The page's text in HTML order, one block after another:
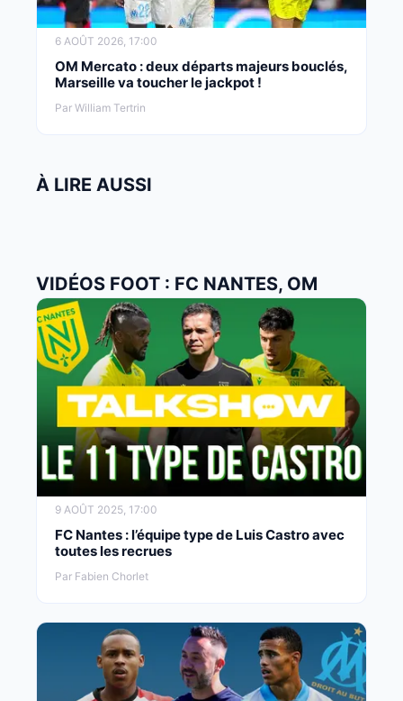
6 AOÛT 2026, 17:00
OM Mercato : deux départs majeurs bouclés,
Marseille va toucher le jackpot !
Par William Tertrin
À LIRE AUSSI
VIDÉOS FOOT : FC NANTES, OM
9 AOÛT 2025, 17:00
FC Nantes : l’équipe type de Luis Castro avec
toutes les recrues
Par Fabien Chorlet